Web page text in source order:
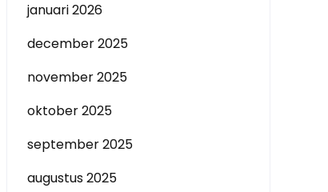
januari 2026
december 2025
november 2025
oktober 2025
september 2025
augustus 2025